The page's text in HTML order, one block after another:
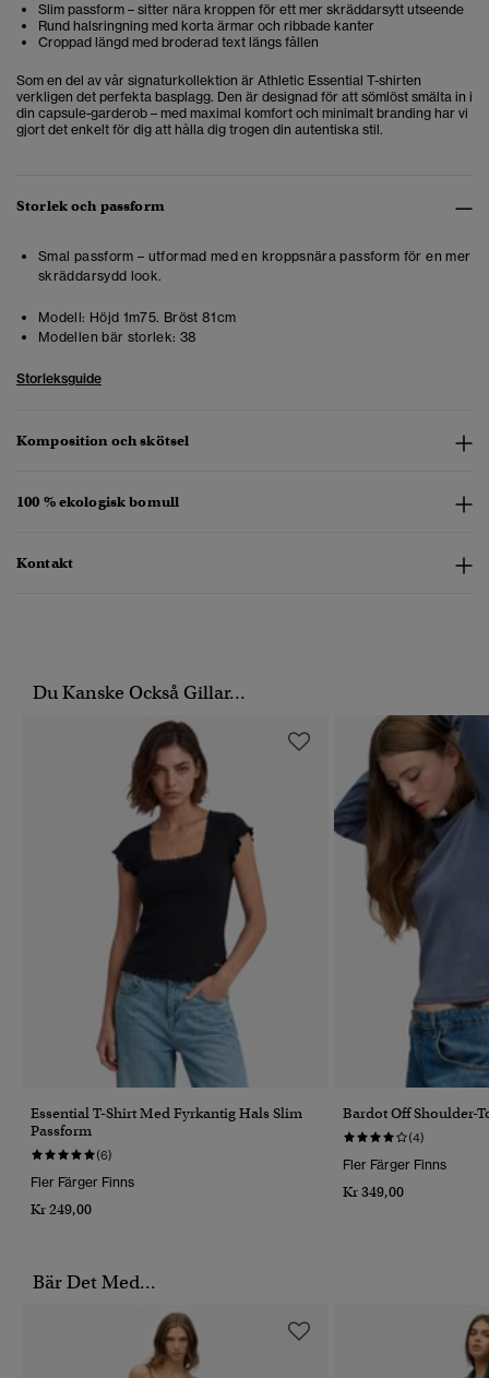
Slim passform – sitter nära kroppen för ett mer skräddarsytt utseende
Rund halsringning med korta ärmar och ribbade kanter
Croppad längd med broderad text längs fållen
Som en del av vår signaturkollektion är Athletic Essential T-shirten
verkligen det perfekta basplagg. Den är designad för att sömlöst smälta in i
din capsule-garderob – med maximal komfort och minimalt branding har vi
gjort det enkelt för dig att hålla dig trogen din autentiska stil.
Storlek och passform
Smal passform – utformad med en kroppsnära passform för en mer
skräddarsydd look.
Modell: Höjd 1m75. Bröst 81cm
Modellen bär storlek: 38
Storleksguide
Komposition och skötsel
100 % ekologisk bomull
Kontakt
Du Kanske Också Gillar...
Essential T-Shirt Med Fyrkantig Hals Slim
Passform
(6)
Fler Färger Finns
Kr 249,00
Bardot Off Shoulder-
(4)
Fler Färger Finns
Kr 349,00
Bär Det Med...